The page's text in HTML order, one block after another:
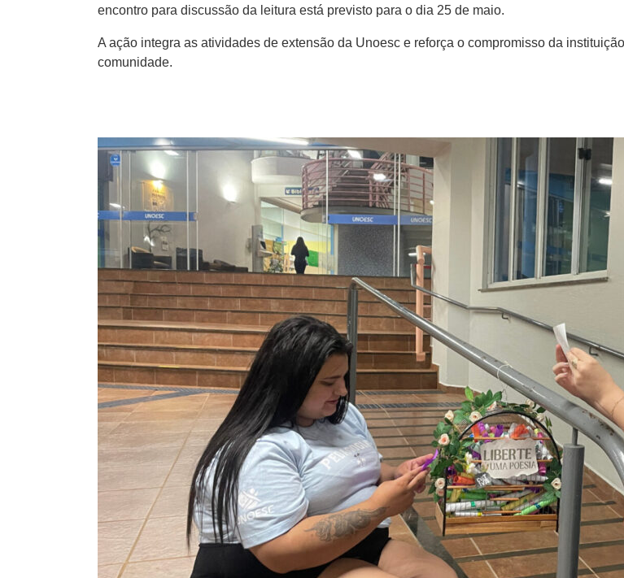
encontro para discussão da leitura está previsto para o dia 25 de maio.
A ação integra as atividades de extensão da Unoesc e reforça o compromisso da
comunidade.